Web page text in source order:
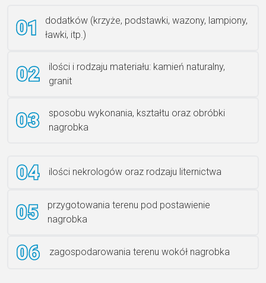
Ławka granitowa LG 12
dodatków (krzyże, podstawki, wazony, lampiony,
ławki, itp.)
ilości i rodzaju materiału: kamień naturalny,
granit
sposobu wykonania, kształtu oraz obróbki
nagrobka
ilości nekrologów oraz rodzaju liternictwa
przygotowania terenu pod postawienie
nagrobka
zagospodarowania terenu wokół nagrobka